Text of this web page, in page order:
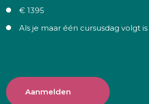
€ 1395
Als je maar één cursusdag volgt
Aanmelden